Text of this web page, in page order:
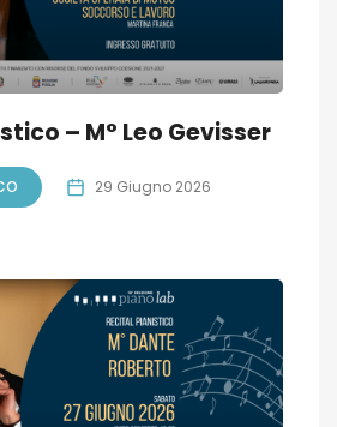
– M° Leo Gevisser
29 Giugno 2026